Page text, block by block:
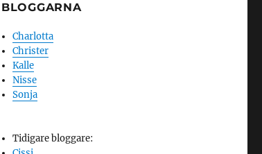
BLOGGARNA
Charlotta
Christer
Kalle
Nisse
Sonja
Tidigare bloggare: